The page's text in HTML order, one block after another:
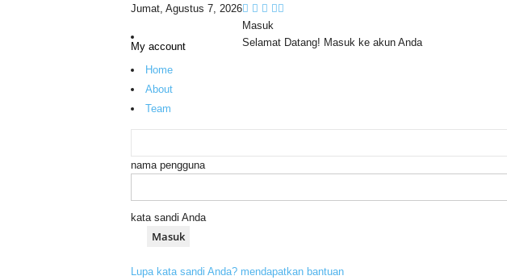
Jumat, Agustus 7, 2026
My account
Home
About
Team
Masuk
Selamat Datang! Masuk ke akun Anda
nama pengguna
kata sandi Anda
Lupa kata sandi Anda? mendapatkan bantuan